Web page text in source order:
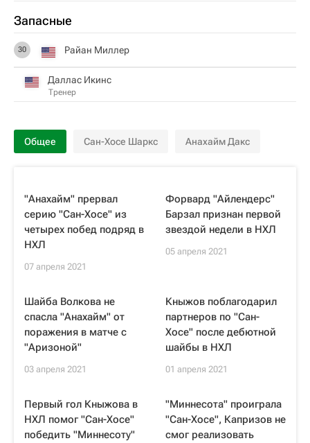
Запасные
30 Райан Миллер
Даллас Икинс
Тренер
Общее Сан-Хосе Шаркс Анахайм Дакс
"Анахайм" прервал
серию "Сан-Хосе" из
четырех побед подряд в
НХЛ
07 апреля 2021
Форвард "Айлендерс"
Барзал признан первой
звездой недели в НХЛ
05 апреля 2021
Шайба Волкова не
спасла "Анахайм" от
поражения в матче с
"Аризоной"
03 апреля 2021
Кныжов поблагодарил
партнеров по "Сан-
Хосе" после дебютной
шайбы в НХЛ
01 апреля 2021
Первый гол Кныжова в
НХЛ помог "Сан-Хосе"
победить "Миннесоту"
"Миннесота" проиграла
"Сан-Хосе", Капризов не
смог реализовать